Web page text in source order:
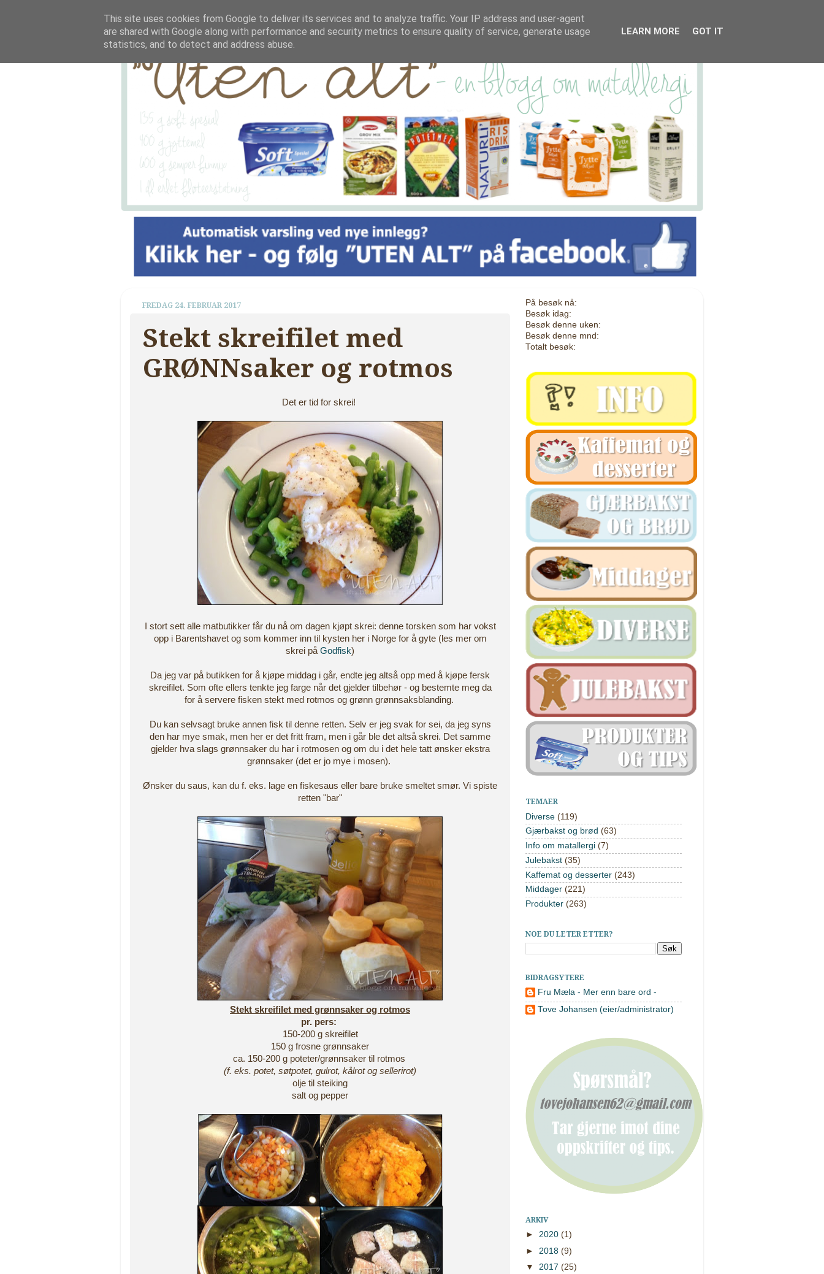
FREDAG 24. FEBRUAR 2017
Stekt skreifilet med
GRØNNsaker og rotmos
Det er tid for skrei!
I stort sett alle matbutikker får du nå om dagen kjøpt skrei: denne torsken som har vokst
opp i Barentshavet og som kommer inn til kysten her i Norge for å gyte (les mer om
skrei på Godfisk)
Da jeg var på butikken for å kjøpe middag i går, endte jeg altså opp med å kjøpe fersk
skreifilet. Som ofte ellers tenkte jeg farge når det gjelder tilbehør - og bestemte meg da
for å servere fisken stekt med rotmos og grønn grønnsaksblanding.
Du kan selvsagt bruke annen fisk til denne retten. Selv er jeg svak for sei, da jeg syns
den har mye smak, men her er det fritt fram, men i går ble det altså skrei. Det samme
gjelder hva slags grønnsaker du har i rotmosen og om du i det hele tatt ønsker ekstra
grønnsaker (det er jo mye i mosen).
Ønsker du saus, kan du f. eks. lage en fiskesaus eller bare bruke smeltet smør. Vi spiste
retten "bar"
Stekt skreifilet med grønnsaker og rotmos
pr. pers:
150-200 g skreifilet
150 g frosne grønnsaker
ca. 150-200 g poteter/grønnsaker til rotmos
(f. eks. potet, søtpotet, gulrot, kålrot og sellerirot)
olje til steiking
salt og pepper
På besøk nå:
Besøk idag:
Besøk denne uken:
Besøk denne mnd:
Totalt besøk:
TEMAER
Diverse (119)
Gjærbakst og brød (63)
Info om matallergi (7)
Julebakst (35)
Kaffemat og desserter (243)
Middager (221)
Produkter (263)
NOE DU LETER ETTER?
BIDRAGSYTERE
Fru Mæla - Mer enn bare ord -
Tove Johansen (eier/administrator)
ARKIV
► 2020 (1)
► 2018 (9)
▼ 2017 (25)
This site uses cookies from Google to deliver its services and to analyze traffic. Your IP address and user-agent
are shared with Google along with performance and security metrics to ensure quality of service, generate usage
statistics, and to detect and address abuse.
LEARN MORE GOT IT